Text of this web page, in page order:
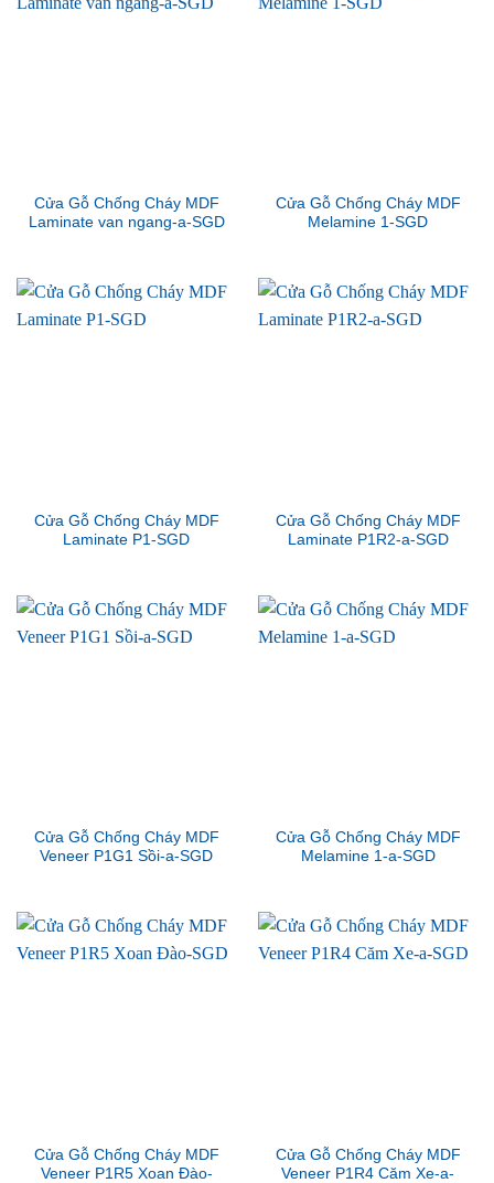
Cửa Gỗ Chống Cháy MDF
Laminate van ngang-a-SGD
Cửa Gỗ Chống Cháy MDF
Melamine 1-SGD
Cửa Gỗ Chống Cháy MDF
Laminate P1-SGD
Cửa Gỗ Chống Cháy MDF
Laminate P1R2-a-SGD
Cửa Gỗ Chống Cháy MDF
Veneer P1G1 Sồi-a-SGD
Cửa Gỗ Chống Cháy MDF
Melamine 1-a-SGD
Cửa Gỗ Chống Cháy MDF
Veneer P1R5 Xoan Đào-
Cửa Gỗ Chống Cháy MDF
Veneer P1R4 Căm Xe-a-